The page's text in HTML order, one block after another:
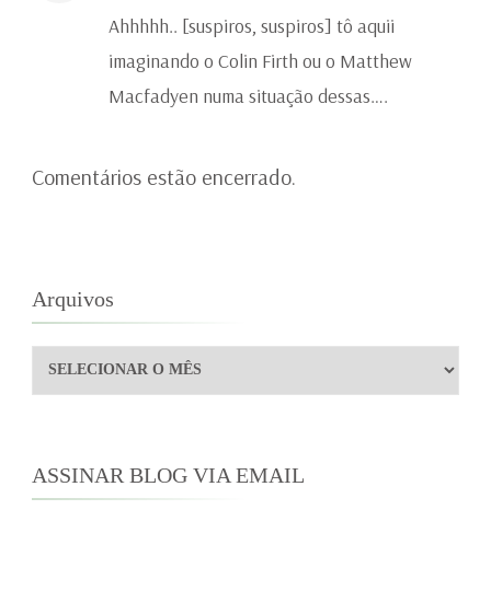
Ahhhhh.. [suspiros, suspiros] tô aquii
imaginando o Colin Firth ou o Matthew
Macfadyen numa situação dessas….
Comentários estão encerrado.
Arquivos
Arquivos
ASSINAR BLOG VIA EMAIL